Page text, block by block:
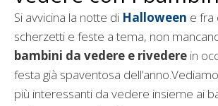
Si avvicina la notte di Halloween e fra
scherzetti e feste a tema, non
bambini da vedere e rivedere in
festa già spaventosa
più interessanti da vedere insieme ai